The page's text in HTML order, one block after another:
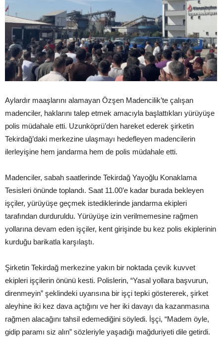
Aylardır maaşlarını alamayan Özşen Madencilik’te çalışan
madenciler, haklarını talep etmek amacıyla başlattıkları yürüyüşe
polis müdahale etti. Uzunköprü’den hareket ederek şirketin
Tekirdağ’daki merkezine ulaşmayı hedefleyen madencilerin
ilerleyişine hem jandarma hem de polis müdahale etti.
Madenciler, sabah saatlerinde Tekirdağ Yayoğlu Konaklama
Tesisleri önünde toplandı. Saat 11.00’e kadar burada bekleyen
işçiler, yürüyüşe geçmek istediklerinde jandarma ekipleri
tarafından durduruldu. Yürüyüşe izin verilmemesine rağmen
yollarına devam eden işçiler, kent girişinde bu kez polis ekiplerinin
kurduğu barikatla karşılaştı.
Şirketin Tekirdağ merkezine yakın bir noktada çevik kuvvet
ekipleri işçilerin önünü kesti. Polislerin, “Yasal yollara başvurun,
direnmeyin” şeklindeki uyarısına bir işçi tepki göstererek, şirket
aleyhine iki kez dava açtığını ve her iki davayı da kazanmasına
rağmen alacağını tahsil edemediğini söyledi. İşçi, “Madem öyle,
gidip paramı siz alın” sözleriyle yaşadığı mağduriyeti dile getirdi.